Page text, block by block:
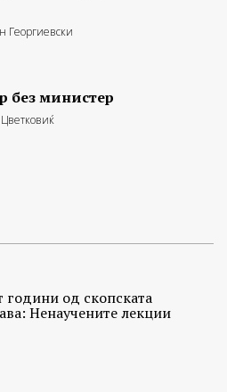
Георгиевски
без министер
години од скопската
Ненаучените лекции